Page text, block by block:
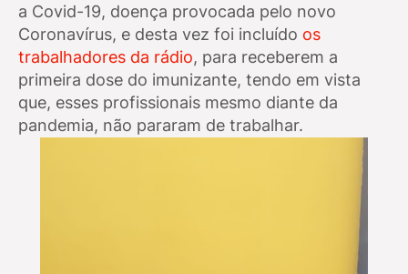
a Covid-19, doença provocada pelo novo
Coronavírus, e desta vez foi incluído os
trabalhadores da rádio, para receberem a
primeira dose do imunizante, tendo em vista
que, esses profissionais mesmo diante da
pandemia, não pararam de trabalhar.